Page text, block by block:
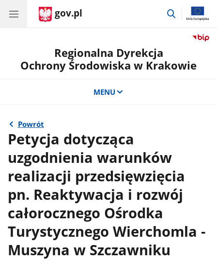
gov.pl
przejdź
Regionalna Dyrekcja
Ochrony Środowiska w Krakowie
MENU
Powrót
Petycja dotycząca
uzgodnienia warunków
realizacji przedsięwzięcia
pn. Reaktywacja i rozwój
całorocznego Ośrodka
Turystycznego Wierchomla -
Muszyna w Szczawniku